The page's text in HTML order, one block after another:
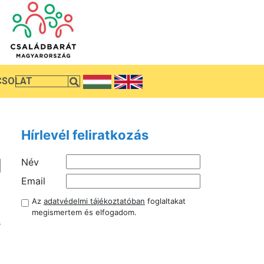
Hírlevél feliratkozás
Név
Email
Az adatvédelmi tájékoztatóban foglaltakat
megismertem és elfogadom.